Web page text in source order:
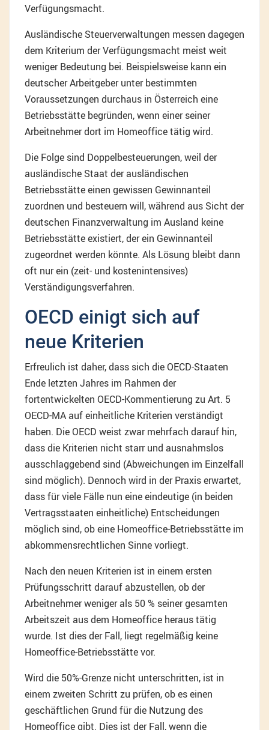
Verfügungsmacht.
Ausländische Steuerverwaltungen messen dagegen
dem Kriterium der Verfügungsmacht meist weit
weniger Bedeutung bei. Beispielsweise kann ein
deutscher Arbeitgeber unter bestimmten
Voraussetzungen durchaus in Österreich eine
Betriebsstätte begründen, wenn einer seiner
Arbeitnehmer dort im Homeoffice tätig wird.
Die Folge sind Doppelbesteuerungen, weil der
ausländische Staat der ausländischen
Betriebsstätte einen gewissen Gewinnanteil
zuordnen und besteuern will, während aus Sicht der
deutschen Finanzverwaltung im Ausland keine
Betriebsstätte existiert, der ein Gewinnanteil
zugeordnet werden könnte. Als Lösung bleibt dann
oft nur ein (zeit- und kostenintensives)
Verständigungsverfahren.
OECD einigt sich auf
neue Kriterien
Erfreulich ist daher, dass sich die OECD-Staaten
Ende letzten Jahres im Rahmen der
fortentwickelten OECD-Kommentierung zu Art. 5
OECD-MA auf einheitliche Kriterien verständigt
haben. Die OECD weist zwar mehrfach darauf hin,
dass die Kriterien nicht starr und ausnahmslos
ausschlaggebend sind (Abweichungen im Einzelfall
sind möglich). Dennoch wird in der Praxis erwartet,
dass für viele Fälle nun eine eindeutige (in beiden
Vertragsstaaten einheitliche) Entscheidungen
möglich sind, ob eine Homeoffice-Betriebsstätte im
abkommensrechtlichen Sinne vorliegt.
Nach den neuen Kriterien ist in einem ersten
Prüfungsschritt darauf abzustellen, ob der
Arbeitnehmer weniger als 50 % seiner gesamten
Arbeitszeit aus dem Homeoffice heraus tätig
wurde. Ist dies der Fall, liegt regelmäßig keine
Homeoffice-Betriebsstätte vor.
Wird die 50%-Grenze nicht unterschritten, ist in
einem zweiten Schritt zu prüfen, ob es einen
geschäftlichen Grund für die Nutzung des
Homeoffice gibt. Dies ist der Fall, wenn die